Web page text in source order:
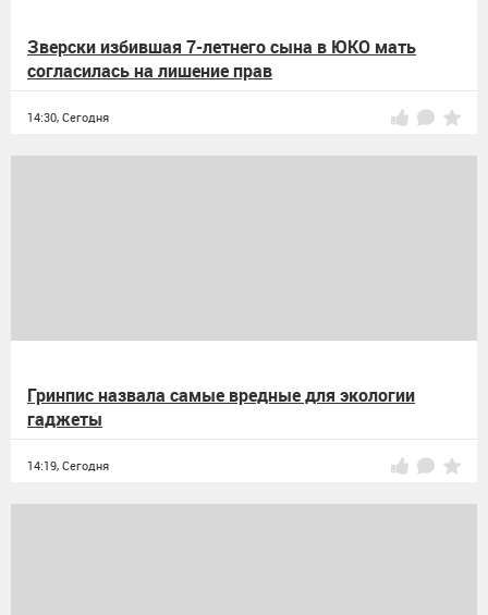
Зверски избившая 7-летнего сына в ЮКО мать
согласилась на лишение прав
14:30, Сегодня
Гринпис назвала самые вредные для экологии
гаджеты
14:19, Сегодня